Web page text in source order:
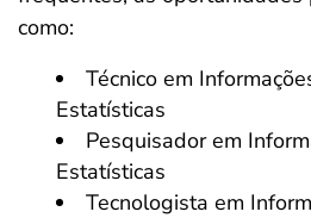
como:
Técnico em
Estatísticas
Pesquisador em
Estatísticas
Tecnologista em